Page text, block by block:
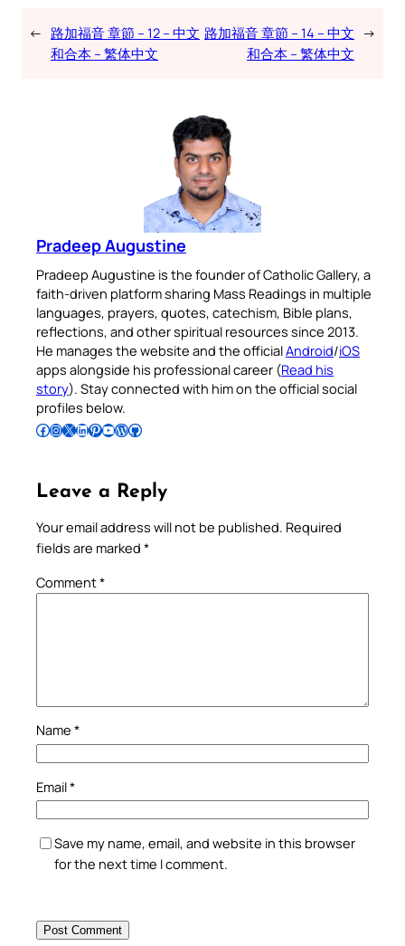
← 路加福音 章節 – 12 – 中文
和合本 – 繁体中文
路加福音 章節 – 14 – 中文
和合本 – 繁体中文
→
Pradeep Augustine
Pradeep Augustine is the founder of Catholic Gallery, a
faith-driven platform sharing Mass Readings in multiple
languages, prayers, quotes, catechism, Bible plans,
reflections, and other spiritual resources since 2013.
He manages the website and the officialAndroid/iOS
apps alongside his professional career (Read his
story). Stay connected with him on the official social
profiles below.
Follow Pradeep on Facebook Follow Pradeep on InstagramFollow Pradeep on X Follow Pradeep on LinkedIn Follow Pradeep on Pinterest Subscribe to Pradeep’s Youtube Channel Follow Pradeep on WordPress Follow Pradeep on GitHub
Leave a Reply
Your email address will not be published. Required
fields are marked *
Comment*
Name *
Email*
Save my name, email, and website in this browser
for the next time I comment.